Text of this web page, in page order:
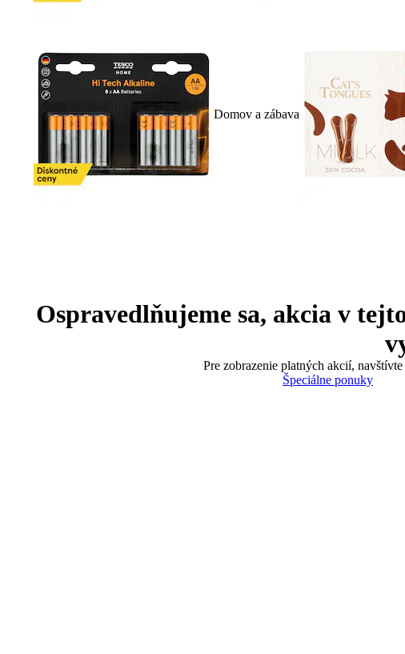
Domov a zábava
Ospravedlňujeme sa, akcia v
Pre zobrazenie platných akcií,
Špeciálne ponuky